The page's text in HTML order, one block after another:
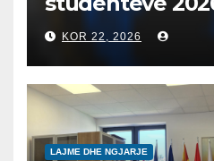
Конкурс за
студенти за
KOR 22, 2026
LAJME DHE NGJARJE